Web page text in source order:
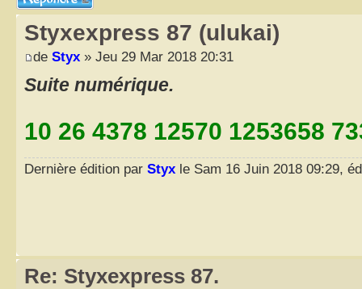
Styxexpress 87 (ulukai)
de Styx » Jeu 29 Mar 2018 20:31
Suite numérique.
10 26 4378 12570 1253658
Dernière édition par Styx le Sam 16 Juin 2018 09:29,
Re: Styxexpress 87.